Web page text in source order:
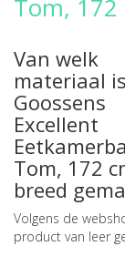
Tom,
Van welk
materiaal is
Goossens
Excellent
Tom, 172
breed
Volgens de
product van leer